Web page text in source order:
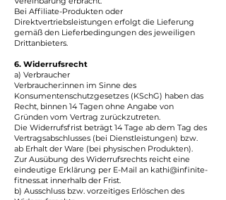
Bei Affiliate-Produkten oder
Direktvertriebsleistungen erfolgt die Lieferung
gemäß den Lieferbedingungen des jeweiligen
Drittanbieters.
6. Widerrufsrecht
a) Verbraucher
Verbraucher:innen im Sinne des
Konsumentenschutzgesetzes (KSchG) haben das
Recht, binnen 14 Tagen ohne Angabe von
Gründen vom Vertrag zurückzutreten.
Die Widerrufsfrist beträgt 14 Tage ab dem Tag des
Vertragsabschlusses (bei Dienstleistungen) bzw.
ab Erhalt der Ware (bei physischen Produkten).
Zur Ausübung des Widerrufsrechts reicht eine
eindeutige Erklärung per E-Mail an kathi@infinite-
fitness.at innerhalb der Frist.
b) Ausschluss bzw. vorzeitiges Erlöschen des